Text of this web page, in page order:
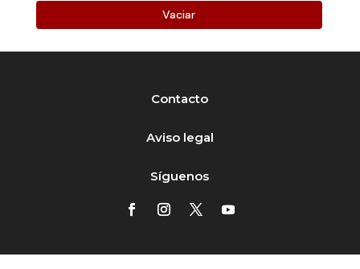
Vaciar
Contacto
Aviso legal
Síguenos